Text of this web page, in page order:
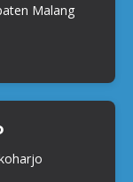
Malang